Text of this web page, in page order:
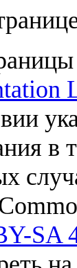
в
SA